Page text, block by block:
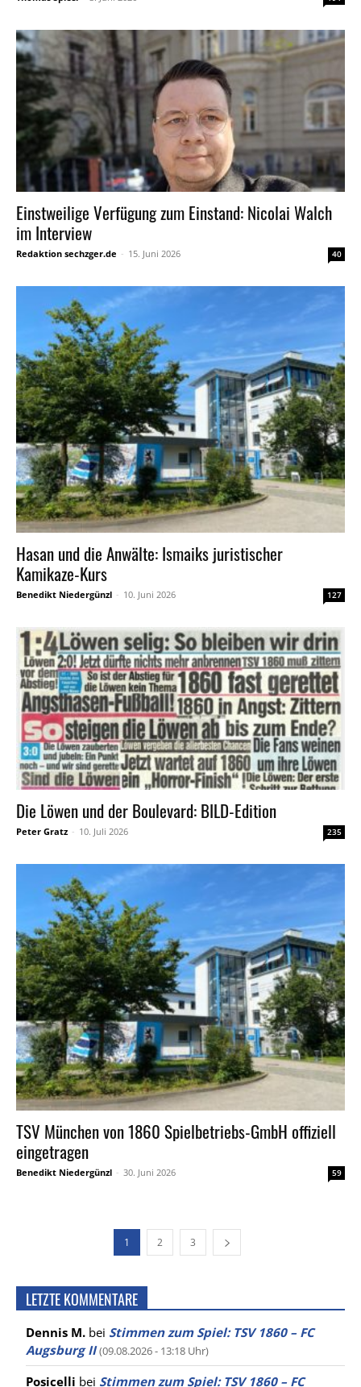
Einstweilige Verfügung zum Einstand: Nicolai Walch
im Interview
Redaktion sechzger.de - 15. Juni 2026 40
Hasan und die Anwälte: Ismaiks juristischer
Kamikaze-Kurs
Benedikt Niedergünzl - 10. Juni 2026 127
Die Löwen und der Boulevard: BILD-Edition
Peter Gratz - 10. Juli 2026 235
TSV München von 1860 Spielbetriebs-GmbH offiziell
eingetragen
Benedikt Niedergünzl - 30. Juni 2026 59
1 2 3
LETZTE KOMMENTARE
Dennis M. bei Stimmen zum Spiel: TSV 1860 – FC
Augsburg II (09.08.2026 - 13:18 Uhr)
Posicelli bei Stimmen zum Spiel: TSV 1860 – FC